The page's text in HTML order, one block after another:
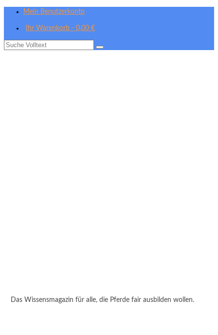
Mein Benutzerkonto
Ihr Warenkorb - 0,00 €
Suche
Das Wissensmagazin für alle, die Pferde fair ausbilden wollen.